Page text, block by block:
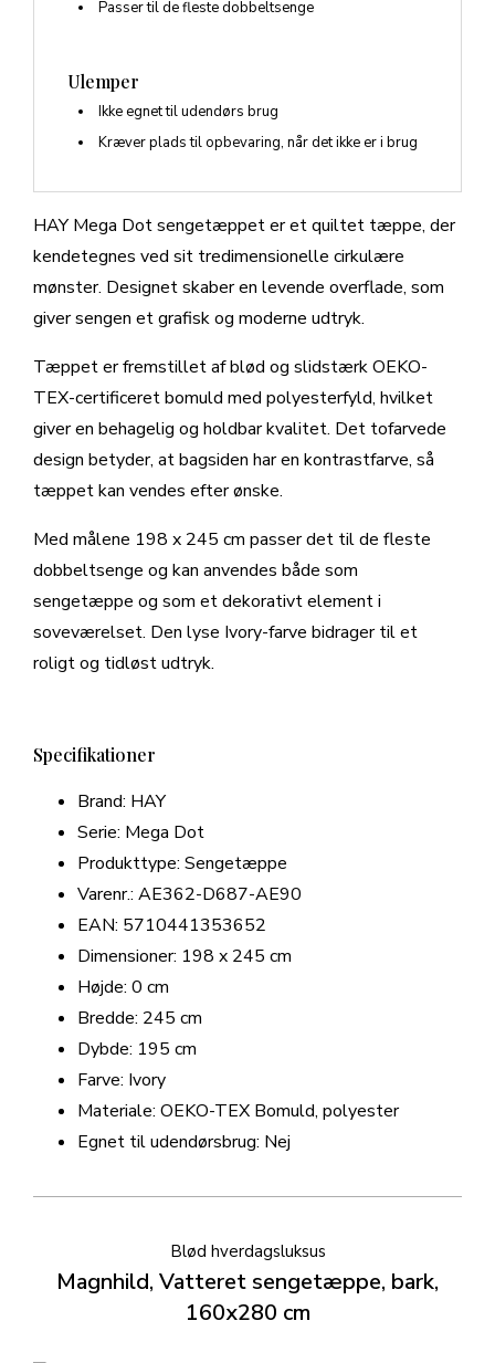
HAY Mega Dot sengetæppet er et quiltet tæppe, der
kendetegnes ved sit tredimensionelle cirkulære
mønster. Designet skaber en levende overflade, som
giver sengen et grafisk og moderne udtryk.
Tæppet er fremstillet af blød og slidstærk OEKO-
TEX-certificeret bomuld med polyesterfyld, hvilket
giver en behagelig og holdbar kvalitet. Det tofarvede
design betyder, at bagsiden har en kontrastfarve, så
tæppet kan vendes efter ønske.
Med målene 198 x 245 cm passer det til de fleste
dobbeltsenge og kan anvendes både som
sengetæppe og som et dekorativt element i
soveværelset. Den lyse Ivory-farve bidrager til et
roligt og tidløst udtryk.
Passer til de fleste dobbeltsenge
Ulemper
Ikke egnet til udendørs brug
Kræver plads til opbevaring, når det ikke er i brug
Specifikationer
Brand: HAY
Serie: Mega Dot
Produkttype: Sengetæppe
Varenr.: AE362-D687-AE90
EAN: 5710441353652
Dimensioner: 198 x 245 cm
Højde: 0 cm
Bredde: 245 cm
Dybde: 195 cm
Farve: Ivory
Materiale: OEKO-TEX Bomuld, polyester
Egnet til udendørsbrug: Nej
Blød hverdagsluksus
Magnhild, Vatteret sengetæppe, bark,
160x280 cm